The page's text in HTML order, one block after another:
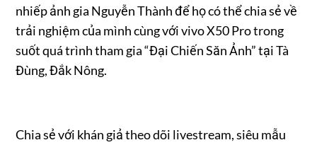
nhiếp ảnh gia Nguyễn Thành để họ có thể chia sẻ về
trải nghiệm của mình cùng với vivo X50 Pro trong
suốt quá trình tham gia “Đại Chiến Săn Ảnh” tại Tà
Đùng, Đắk Nông.
Chia sẻ với khán giả theo dõi livestream, siêu mẫu